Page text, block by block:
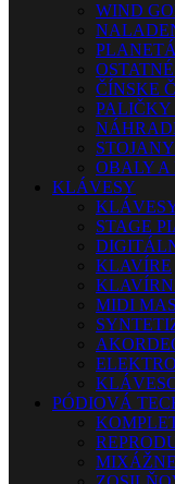
WIND
ČÍNSKE
PALIČKY
OBALY A
KLÁVESY
STAGE
KLAVÍRE
MIDI
PÓDIOVÁ